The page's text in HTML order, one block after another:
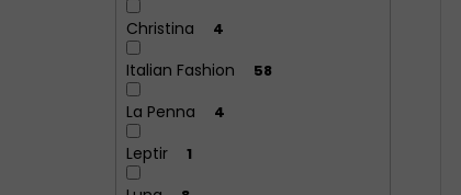
Christina 4
Italian Fashion 58
La Penna 4
Leptir 1